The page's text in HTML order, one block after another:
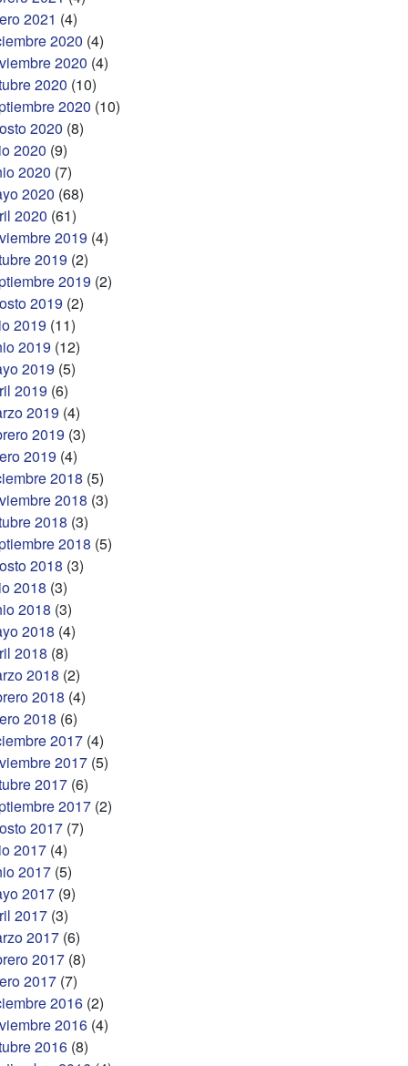
2021 (4)
2020 (4)
2020 (4)
2020 (10)
2020 (10)
2020 (8)
2020 (9)
2020 (7)
2020 (68)
2020 (61)
2019 (4)
2019 (2)
2019 (2)
2019 (2)
2019 (11)
2019 (12)
2019 (5)
2019 (6)
2019 (4)
2019 (3)
2019 (4)
2018 (5)
2018 (3)
2018 (3)
2018 (5)
2018 (3)
2018 (3)
2018 (3)
2018 (4)
2018 (8)
2018 (2)
2018 (4)
2018 (6)
2017 (4)
2017 (5)
2017 (6)
2017 (2)
2017 (7)
2017 (4)
2017 (5)
2017 (9)
2017 (3)
2017 (6)
2017 (8)
2017 (7)
2016 (2)
2016 (4)
2016 (8)